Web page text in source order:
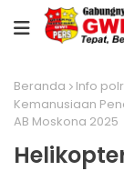
Beranda Info
Kemanusiaan
AB Moskona 2025